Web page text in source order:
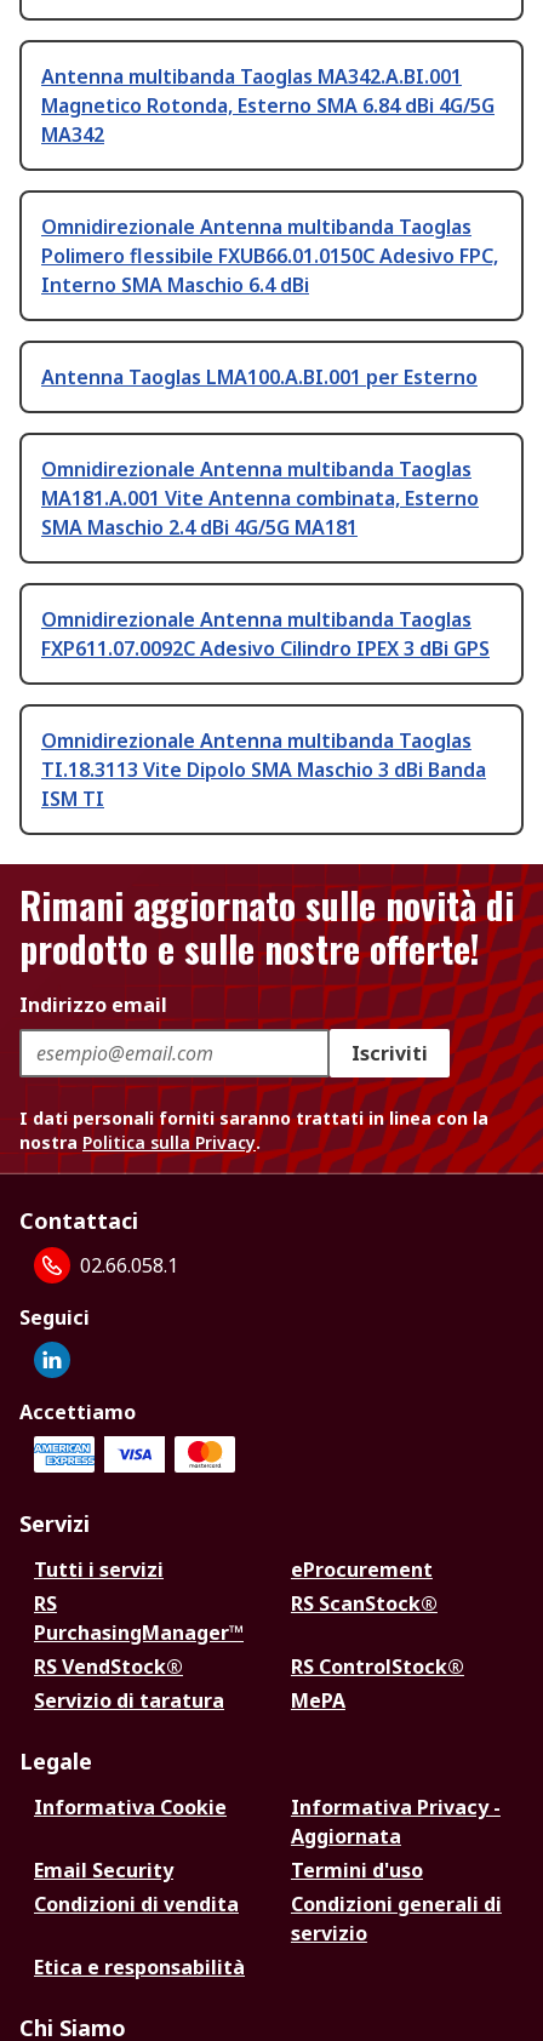
Antenna multibanda Taoglas MA342.A.BI.001
Magnetico Rotonda, Esterno SMA 6.84 dBi 4G/5G
MA342
Omnidirezionale Antenna multibanda Taoglas
Polimero flessibile FXUB66.01.0150C Adesivo FPC,
Interno SMA Maschio 6.4 dBi
Antenna Taoglas LMA100.A.BI.001 per Esterno
Omnidirezionale Antenna multibanda Taoglas
MA181.A.001 Vite Antenna combinata, Esterno
SMA Maschio 2.4 dBi 4G/5G MA181
Omnidirezionale Antenna multibanda Taoglas
FXP611.07.0092C Adesivo Cilindro IPEX 3 dBi GPS
Omnidirezionale Antenna multibanda Taoglas
TI.18.3113 Vite Dipolo SMA Maschio 3 dBi Banda
ISM TI
Rimani aggiornato sulle novità di
prodotto e sulle nostre offerte!
Indirizzo email
Iscriviti
I dati personali forniti saranno trattati in linea con la
nostra Politica sulla Privacy.
Contattaci
02.66.058.1
Seguici
Accettiamo
Servizi
Tutti i servizi
eProcurement
RS
PurchasingManager™
RS ScanStock®
RS VendStock®
RS ControlStock®
Servizio di taratura
MePA
Legale
Informativa Cookie
Informativa Privacy -
Aggiornata
Email Security
Termini d'uso
Condizioni di vendita
Condizioni generali di
servizio
Etica e responsabilità
Chi Siamo